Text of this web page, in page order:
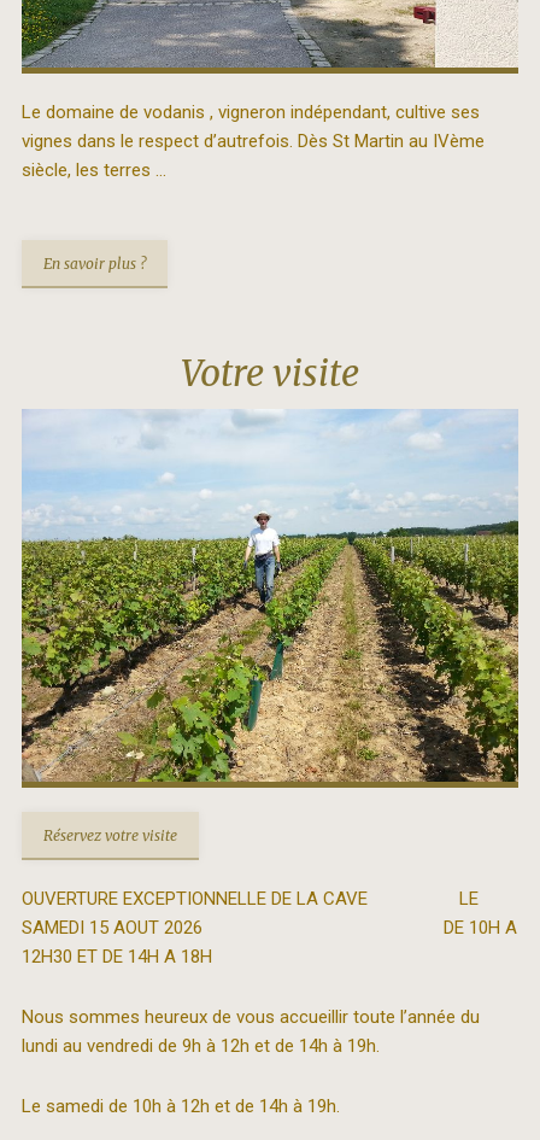
Le domaine de vodanis , vigneron indépendant, cultive ses
vignes dans le respect d’autrefois. Dès St Martin au IVème
siècle, les terres …
En savoir plus ?
Votre visite
Réservez votre visite
OUVERTURE EXCEPTIONNELLE DE LA CAVE LE
SAMEDI 15 AOUT 2026 DE 10H A
12H30 ET DE 14H A 18H
Nous sommes heureux de vous accueillir toute l’année du
lundi au vendredi de 9h à 12h et de 14h à 19h.
Le samedi de 10h à 12h et de 14h à 19h.